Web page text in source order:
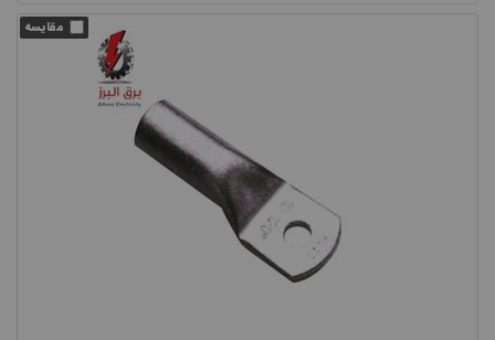
کیفیت و درجه مرغوبیت آن می باشد تشخیص کیفیت، کار خیلی
سختی نیست. نداشتن پلیسه و صاف بودن انتهای کابل شو یکی از